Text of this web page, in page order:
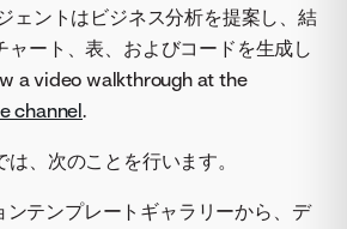
ェントはビジネス分析を提案し、結
ャート、表、およびコードを生成し
a video walkthrough at the
channel.
、次のことを行います。
ンテンプレートギャラリーから、デ